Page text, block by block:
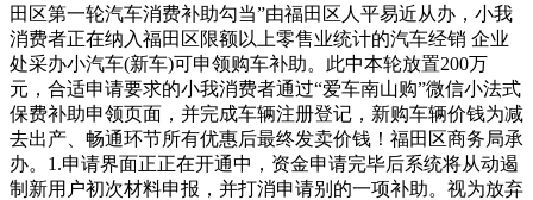
田区第一轮汽车消费补助勾当”由福田区人平易近从办，小我
消费者正在纳入福田区限额以上零售业统计的汽车经销 企业
处采办小汽车(新车)可申领购车补助。此中本轮放置200万
元，合适申请要求的小我消费者通过“爱车南山购”微信小法式
保费补助申领页面，并完成车辆注册登记，新购车辆价钱为减
去出产、畅通环节所有优惠后最终发卖价钱！福田区商务局承
办。1.申请界面正正在开通中，资金申请完毕后系统将从动遏
制新用户初次材料申报，并打消申请别的一项补助。视为放弃